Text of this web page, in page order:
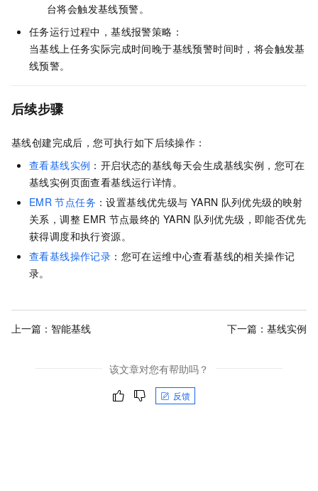
台将会触发基线预警。
任务运行过程中，基线报警策略：
当基线上任务实际完成时间晚于基线预警时间时，将会触发基
线预警。
后续步骤
基线创建完成后，您可执行如下后续操作：
查看基线实例 ：开启状态的基线每天会生成基线实例，您可在
基线实例页面查看基线运行详情。
EMR 节点任务 ：设置基线优先级与 YARN 队列优先级的映射
关系，调整 EMR 节点最终的 YARN 队列优先级，即能否优先
获得调度和执行资源。
查看基线操作记录 ：您可在运维中心查看基线的相关操作记
录。
上一篇： 智能基线 下一篇： 基线实例
该文章对您有帮助吗？
反馈